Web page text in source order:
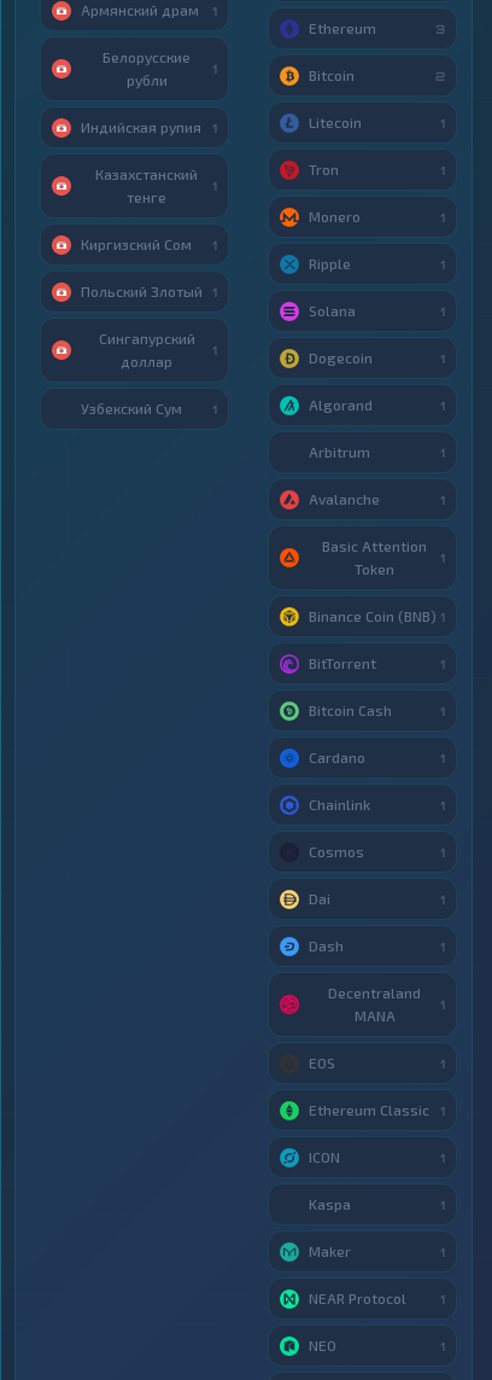
Армянский драм 1
Белорусские
рубли
1
Индийская рупия 1
Казахстанский
тенге
1
Киргизский Сом 1
Польский Злотый 1
Сингапурский
доллар
1
Узбекский Сум 1
Ethereum 3
Bitcoin 2
Litecoin 1
Tron 1
Monero 1
Ripple 1
Solana 1
Dogecoin 1
Algorand 1
Arbitrum 1
Avalanche 1
Basic Attention
Token
1
Binance Coin (BNB) 1
BitTorrent 1
Bitcoin Cash 1
Cardano 1
Chainlink 1
Cosmos 1
Dai 1
Dash 1
Decentraland
MANA
1
EOS 1
Ethereum Classic 1
ICON 1
Kaspa 1
Maker 1
NEAR Protocol 1
NEO 1